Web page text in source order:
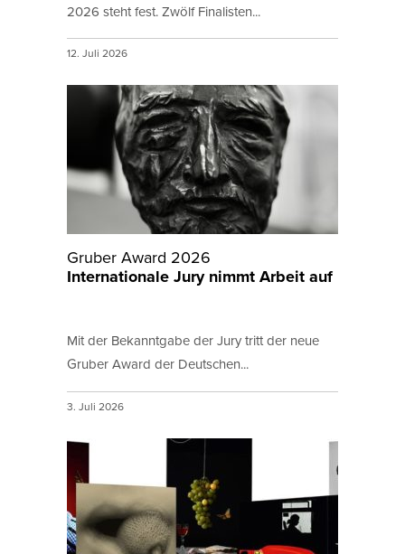
2026 steht fest. Zwölf Finalisten...
12. Juli 2026
Gruber Award 2026
Internationale Jury nimmt Arbeit auf
Mit der Bekanntgabe der Jury tritt der neue
Gruber Award der Deutschen...
3. Juli 2026